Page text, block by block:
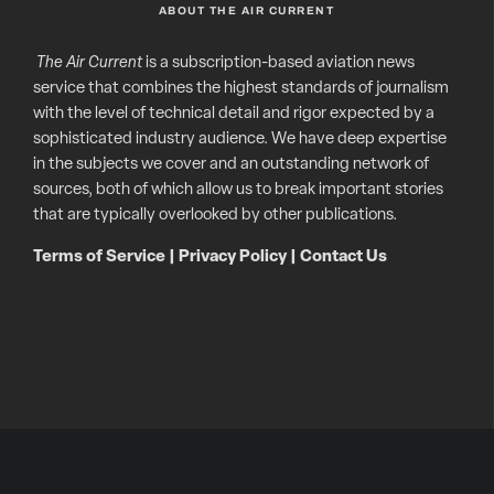
ABOUT THE AIR CURRENT
The Air Currentis a subscription-based aviation news
service that combines the highest standards of journalism
with the level of technical detail and rigor expected by a
sophisticated industry audience. We have deep expertise
in the subjects we cover and an outstanding network of
sources, both of which allow us to break important stories
that are typically overlooked by other publications.
Terms of Service Privacy Policy| Contact Us